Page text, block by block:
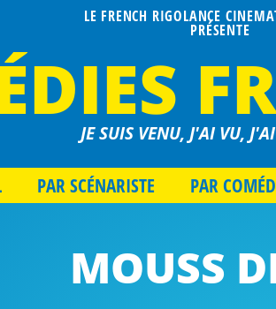
LE FRENCH RIGOLANCE
PRÉSENTE
JE SUIS VENU, J'AI VU,
PAR SCÉNARISTE PAR
MOUSS